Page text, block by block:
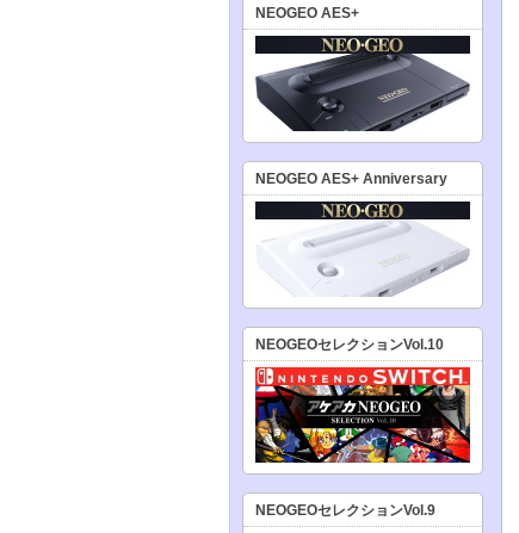
NEOGEO AES+
NEOGEO AES+ Anniversary
NEOGEOセレクションVol.10
NEOGEOセレクションVol.9